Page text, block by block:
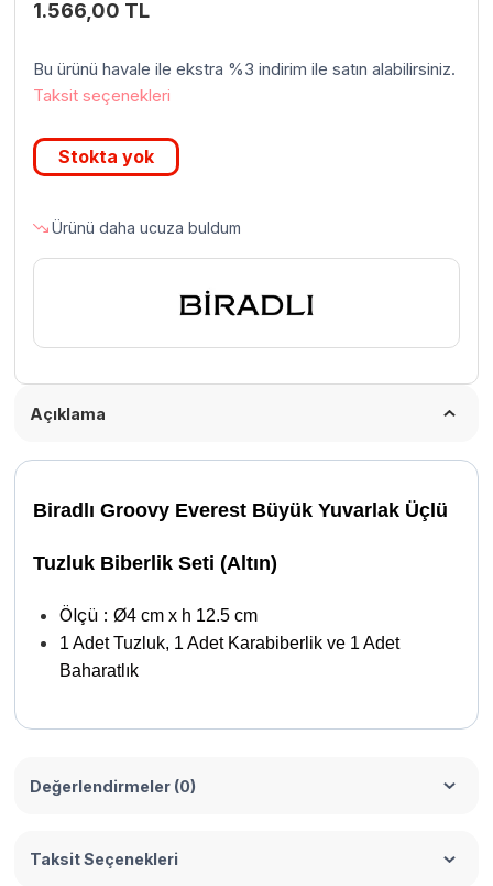
1.566,00 TL
Bu ürünü havale ile ekstra %3 indirim ile satın alabilirsiniz.
Taksit seçenekleri
Stokta yok
Ürünü daha ucuza buldum
Açıklama
Biradlı Groovy Everest Büyük Yuvarlak Üçlü
Tuzluk Biberlik Seti (Altın)
Ölçü : Ø4 cm x h 12.5 cm
1 Adet Tuzluk, 1 Adet Karabiberlik ve 1 Adet
Baharatlık
Değerlendirmeler (0)
Taksit Seçenekleri